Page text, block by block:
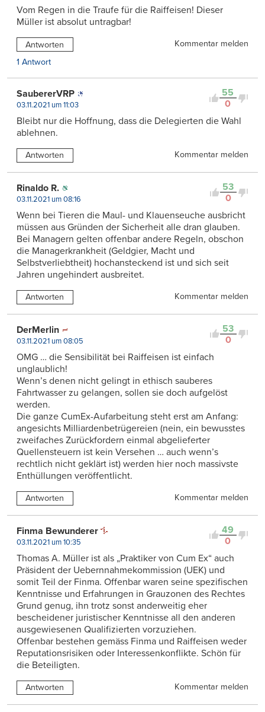
Vom Regen in die Traufe für die Raiffeisen! Dieser
Müller ist absolut untragbar!
Antworten
Kommentar melden
1 Antwort
55
0
SaubererVRP
03.11.2021 um 11:03
Bleibt nur die Hoffnung, dass die Delegierten die Wahl
ablehnen.
Antworten Kommentar melden
53
0
Rinaldo R.
03.11.2021 um 08:16
Wenn bei Tieren die Maul- und Klauenseuche ausbricht
müssen aus Gründen der Sicherheit alle dran glauben.
Bei Managern gelten offenbar andere Regeln, obschon
die Managerkrankheit (Geldgier, Macht und
Selbstverliebtheit) hochansteckend ist und sich seit
Jahren ungehindert ausbreitet.
Antworten Kommentar melden
53
0
DerMerlin
03.11.2021 um 08:05
OMG … die Sensibilität bei Raiffeisen ist einfach
unglaublich!
Wenn’s denen nicht gelingt in ethisch sauberes
Fahrtwasser zu gelangen, sollen sie doch aufgelöst
werden.
Die ganze CumEx-Aufarbeitung steht erst am Anfang:
angesichts Milliardenbetrügereien (nein, ein bewusstes
zweifaches Zurückfordern einmal abgelieferter
Quellensteuern ist kein Versehen … auch wenn’s
rechtlich nicht geklärt ist) werden hier noch massivste
Enthüllungen veröffentlicht.
Antworten Kommentar melden
49
0
Finma Bewunderer
03.11.2021 um 10:35
Thomas A. Müller ist als „Praktiker von Cum Ex“ auch
Präsident der Uebernnahmekommission (UEK) und
somit Teil der Finma. Offenbar waren seine spezifischen
Kenntnisse und Erfahrungen in Grauzonen des Rechtes
Grund genug, ihn trotz sonst anderweitig eher
bescheidener juristischer Kenntnisse all den anderen
ausgewiesenen Qualifizierten vorzuziehen.
Offenbar bestehen gemäss Finma und Raiffeisen weder
Reputationsrisiken oder Interessenkonflikte. Schön für
die Beteiligten.
Antworten Kommentar melden